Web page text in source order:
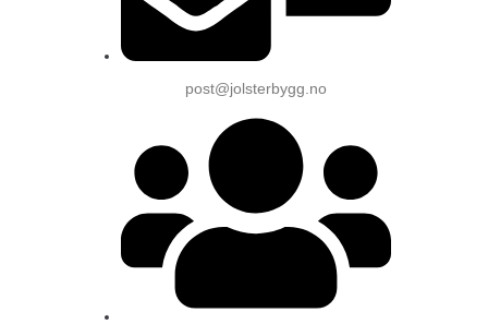
post@jolsterbygg.no